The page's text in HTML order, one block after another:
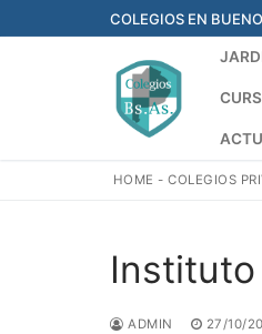
al
COLEGIOS EN
HOME -COLEGIOS
ADMIN 27/10/